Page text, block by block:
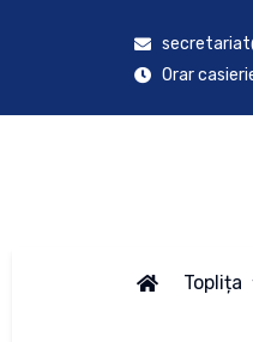
Orar
Toplița